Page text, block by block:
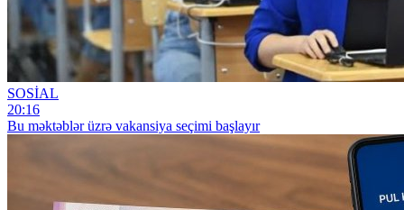
SOSİAL
20:16
Bu məktəblər üzrə vakansiya seçimi başlayır